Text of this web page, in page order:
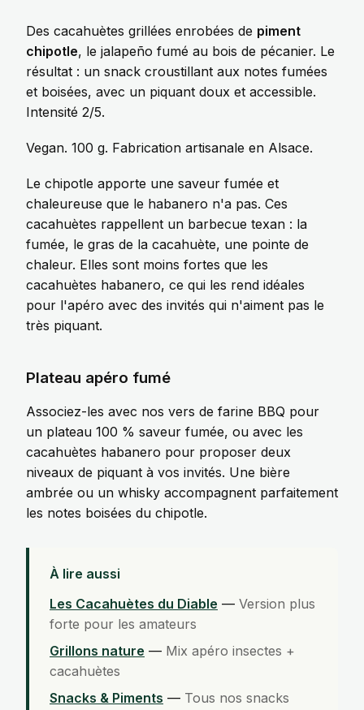
Des cacahuètes grillées enrobées de piment
chipotle, le jalapeño fumé au bois de pécanier. Le
résultat : un snack croustillant aux notes fumées
et boisées, avec un piquant doux et accessible.
Intensité 2/5.
Vegan. 100 g. Fabrication artisanale en Alsace.
Le chipotle apporte une saveur fumée et
chaleureuse que le habanero n'a pas. Ces
cacahuètes rappellent un barbecue texan : la
fumée, le gras de la cacahuète, une pointe de
chaleur. Elles sont moins fortes que les
cacahuètes habanero, ce qui les rend idéales
pour l'apéro avec des invités qui n'aiment pas le
très piquant.
Plateau apéro fumé
Associez-les avec nos vers de farine BBQ pour
un plateau 100 % saveur fumée, ou avec les
cacahuètes habanero pour proposer deux
niveaux de piquant à vos invités. Une bière
ambrée ou un whisky accompagnent parfaitement
les notes boisées du chipotle.
À lire aussi
Les Cacahuètes du Diable — Version plus
forte pour les amateurs
Grillons nature — Mix apéro insectes +
cacahuètes
Snacks & Piments — Tous nos snacks